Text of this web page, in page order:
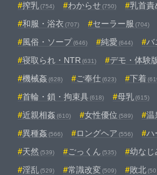
搾乳(754) わからせ(750) 乳首責
和服・浴衣 (707) セーラー服 (704)
風俗・ソープ(646) 純愛 (644) バ
寝取られ・NTR (631) デモ・体験
機械姦 (628) ご奉仕(623) 下着
首輪・鎖・拘束具(618) 母乳(615)
近親相姦 (610) 女性優位 (589) 温
異種姦 (566) ロングヘア (556) ハ
天然 (539) ごっくん (535) 幼なじ
淫乱(529) 常識改変(509) 敗北